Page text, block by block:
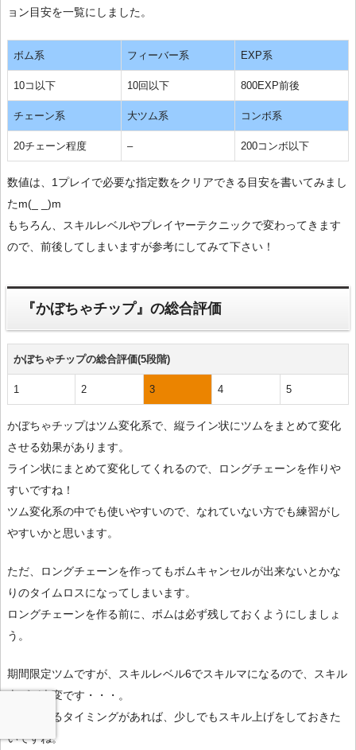
ョン目安を一覧にしました。
ボム系 フィーバー系 EXP系
10コ以下 10回以下 800EXP前後
チェーン系 大ツム系 コンボ系
20チェーン程度 – 200コンボ以下
数値は、1プレイで必要な指定数をクリアできる目安を書いてみまし
たm(_ _)m
もちろん、スキルレベルやプレイヤーテクニックで変わってきます
ので、前後してしまいますが参考にしてみて下さい！
『かぼちゃチップ』の総合評価
かぼちゃチップの総合評価(5段階)
1 2 3 4 5
かぼちゃチップはツム変化系で、縦ライン状にツムをまとめて変化
させる効果があります。
ライン状にまとめて変化してくれるので、ロングチェーンを作りや
すいですね！
ツム変化系の中でも使いやすいので、なれていない方でも練習がし
やすいかと思います。
ただ、ロングチェーンを作ってもボムキャンセルが出来ないとかな
りのタイムロスになってしまいます。
ロングチェーンを作る前に、ボムは必ず残しておくようにしましょ
う。
期間限定ツムですが、スキルレベル6でスキルマになるので、スキル
上げが大変です・・・。
再登場するタイミングがあれば、少しでもスキル上げをしておきた
いですね。